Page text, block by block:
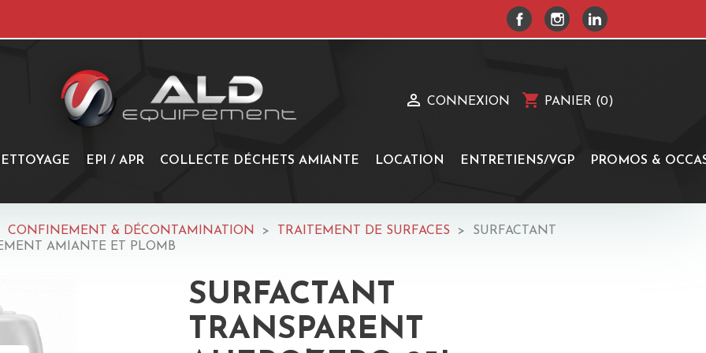
FACEBOOKINSTAGRAM
LINKEDIN
shopping_cart PANIER (0)
 CONNEXION
EPI / APR COLLECTE DÉCHETS AMIANTE LOCATION ENTRETIENS/VGP PROMOS &
CONFINEMENT & DÉCONTAMINATION TRAITEMENT DE SURFACES
SURFACTANT
AMIANTE ET PLOMB
SURFACTANT
TRANSPARENT